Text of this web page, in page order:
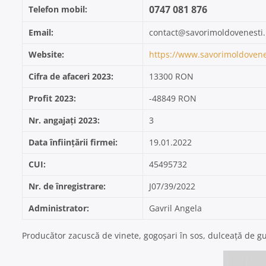
Telefon mobil: 0747 081 876
Email:
Website:
https://
Cifra de afaceri 2023:
13300 RON
Profit 2023:
-48849 RON
Nr. angajați 2023:
3
Data înființării firmei:
19.01.2022
CUI:
45495732
Nr. de înregistrare:
J07/39/2022
Administrator:
Gavril Angela
Producător zacuscă de vinete, gogoșari în sos, dulceață de